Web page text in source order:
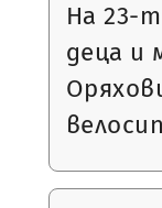
На 23-
деца и